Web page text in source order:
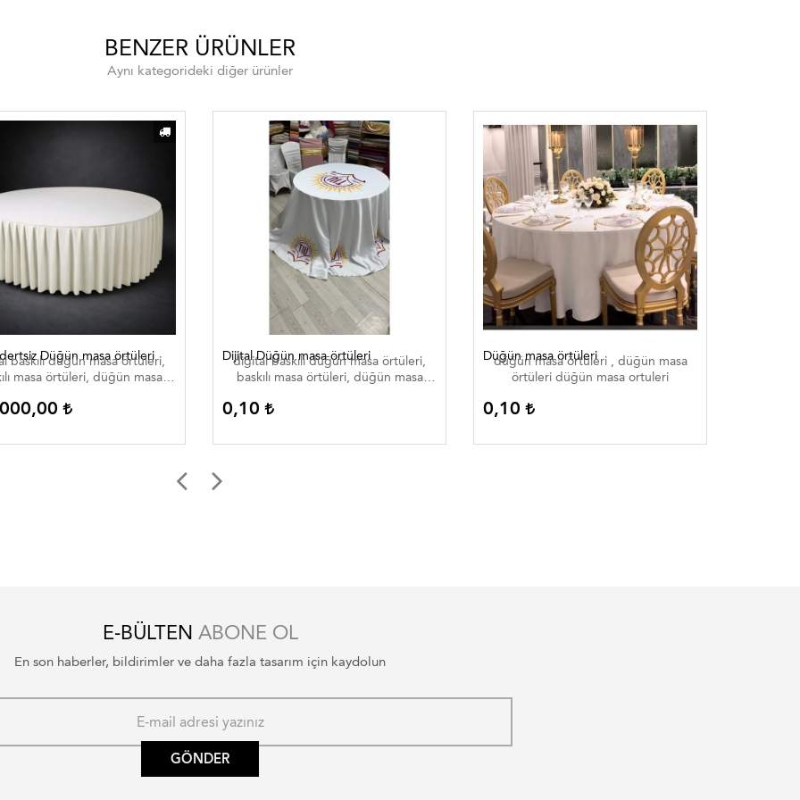
BENZER ÜRÜNLER
Aynı kategorideki diğer ürünler
Düğün masa örtüleri
baskılı düğün masa örtüleri,
masa örtüleri, düğün masa
masa ortuleri
Dijital Düğün masa örtüleri
digital baskılı düğün masa örtüleri,
baskılı masa örtüleri, düğün masa
0,10
Düğün masa örtüleri
düğün masa örtüleri , düğün masa
örtüleri düğün masa ortuleri
0,10
E-BÜLTEN ABONE OL
En son haberler, bildirimler ve daha fazla tasarım için kaydolun
GÖNDER